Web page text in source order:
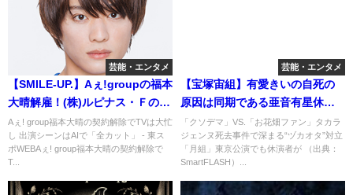
芸能・エンタメ
【SMILE-UP.】Aぇ!groupの福本
大晴解雇！(株)ルピナス・Ｆの取
締役就任か！ジャニーズ尻尾切
り&自宅の住所判明！
Aぇ! group福本大晴の契約解除でTVは大忙
し 出演シーンはAIで「全カット」 - 東ス
ポWEBAぇ! group福本大晴の契約解除で
T...
芸能・エンタメ
【宝塚宙組】有愛きいの自死の
原因は同期である亜音有星休演
時点で判っていた！
「クソデマ」VS.「お花畑ファン」タカラ
ジェンヌ死去事件で深まる“ヅカオタ”対立
「月組」東京公演でも休演者が （出典：
SmartFLASH）...